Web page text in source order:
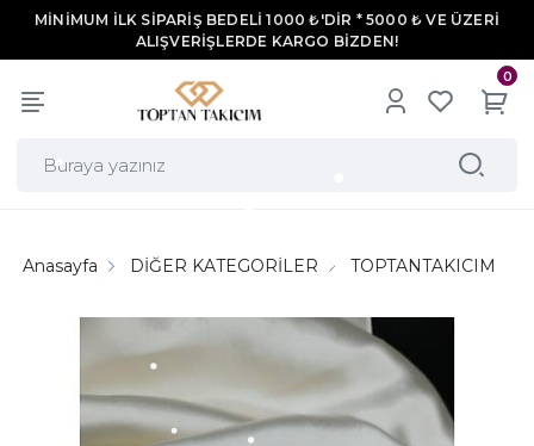
MİNİMUM İLK SİPARİŞ BEDELİ 1000 ₺'DİR * 5000 ₺ VE ÜZERİ
ALIŞVERİŞLERDE KARGO BİZDEN!
0
Anasayfa DİĞER KATEGORİLER TOPTANTAKICIM